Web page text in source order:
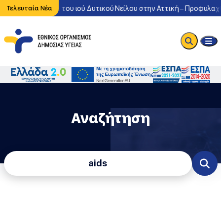
Τελευταία Νέα
κυκλοφορία του ιού Δυτικού Νείλου στην Αττική –
Αναζήτηση
Φόρμα Αναζήτησης